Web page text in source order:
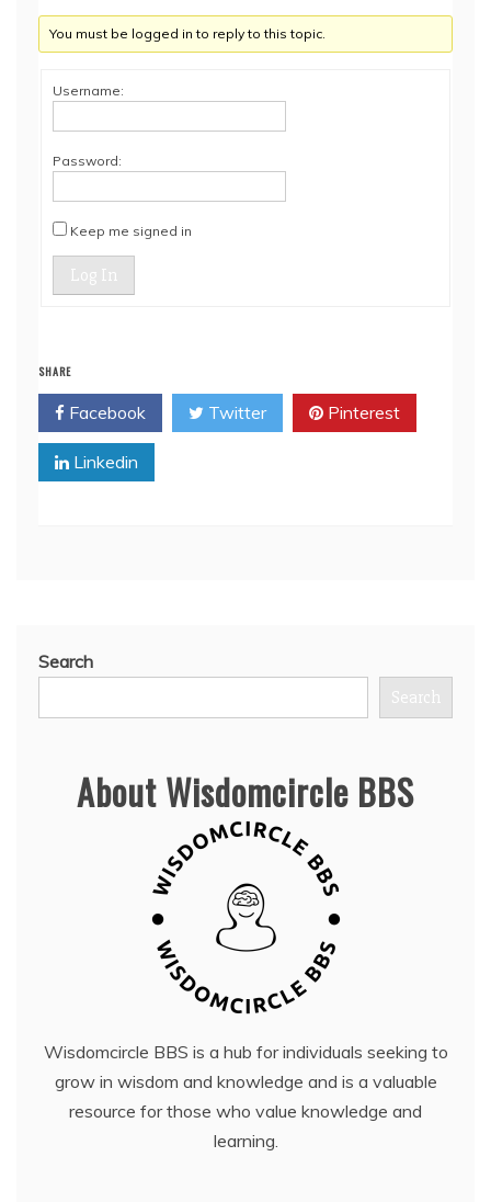
You must be logged in to reply to this topic.
Username:
Password:
Keep me signed in
Log In
SHARE
Facebook Twitter Pinterest
Linkedin
Search
Search
About Wisdomcircle BBS
Wisdomcircle BBS is a hub for individuals seeking to
grow in wisdom and knowledge and is a valuable
resource for those who value knowledge and
learning.